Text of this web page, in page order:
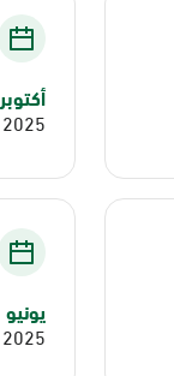
أكتوبر
2025
يونيو
2025